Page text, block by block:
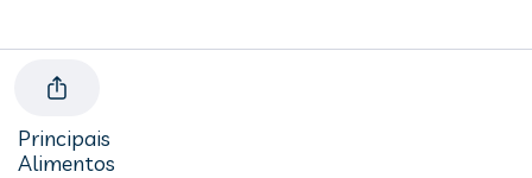
Principais
Alimentos